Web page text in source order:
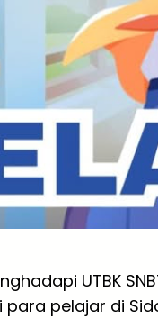
UTBK
para pelajar di